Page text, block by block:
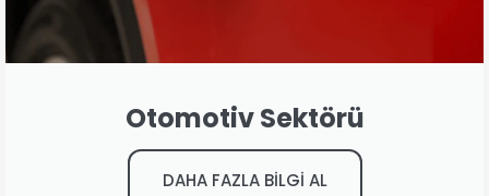
Otomotiv Sektörü
DAHA FAZLA BİLGİ AL